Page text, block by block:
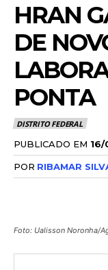
HRAN
DE
PONTA
DISTRITO FEDERAL
PUBLICADO EM 16/
POR RIBAMAR
Foto: Ualisson Noronha/